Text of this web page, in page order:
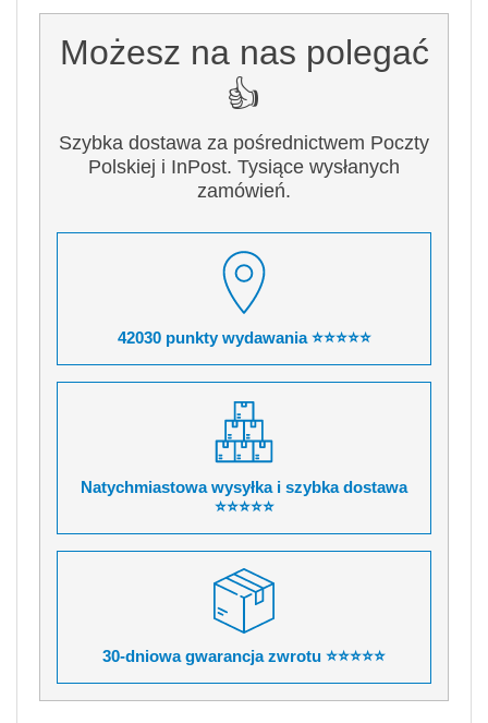
Możesz na nas polegać
👍
Szybka dostawa za pośrednictwem Poczty
Polskiej i InPost. Tysiące wysłanych
zamówień.
42030 punkty wydawania ⭐⭐⭐⭐⭐
Natychmiastowa wysyłka i szybka dostawa
⭐⭐⭐⭐⭐
30-dniowa gwarancja zwrotu ⭐⭐⭐⭐⭐